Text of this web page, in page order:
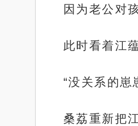
因为老公对
此时看着江
“没关系的崽
桑荔重新把